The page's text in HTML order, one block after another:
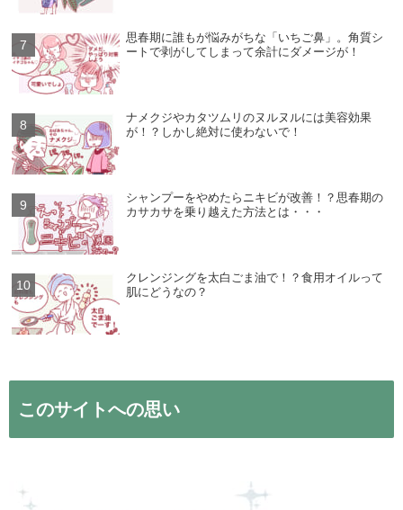
思春期に誰もが悩みがちな「いちご鼻」。角質シ
ートで剥がしてしまって余計にダメージが！
ナメクジやカタツムリのヌルヌルには美容効果
が！？しかし絶対に使わないで！
シャンプーをやめたらニキビが改善！？思春期の
カサカサを乗り越えた方法とは・・・
クレンジングを太白ごま油で！？食用オイルって
肌にどうなの？
このサイトへの思い